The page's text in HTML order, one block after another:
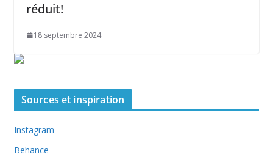
réduit!
18 septembre 2024
Sources et inspiration
Instagram
Behance